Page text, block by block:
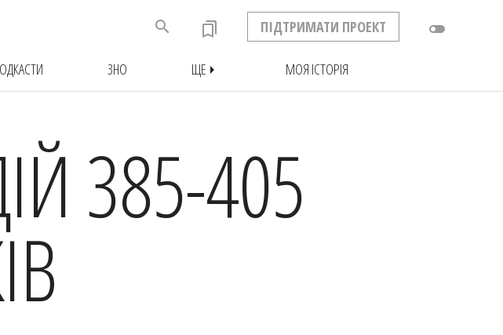
toggle_off
ПІДТРИМАТИ ПРОЕКТ
bookmarks
search
ЗНО ЩЕarrow_right МОЯ ІСТОРІЯ
385-405